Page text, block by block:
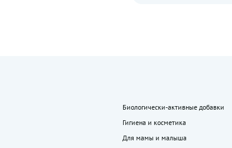
Биологически-активные добавки
Гигиена и косметика
Для мамы и малыша